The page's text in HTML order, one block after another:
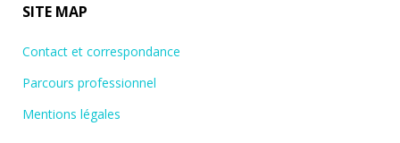
SITE MAP
Contact et correspondance
Parcours professionnel
Mentions légales